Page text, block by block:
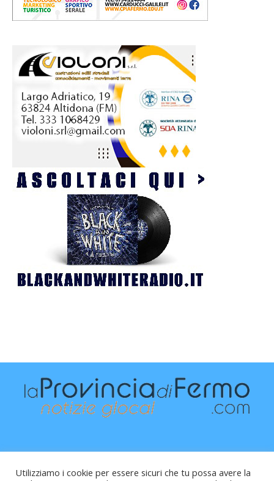
Utilizziamo i cookie per essere sicuri che tu possa avere la